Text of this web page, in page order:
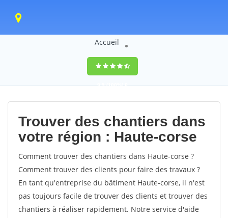
Accueil
9,5(100%)0
votes
Trouver des chantiers dans
votre région : Haute-corse
Comment trouver des chantiers dans Haute-corse ?
Comment trouver des clients pour faire des travaux ?
En tant qu'entreprise du bâtiment Haute-corse, il n'est
pas toujours facile de trouver des clients et trouver des
chantiers à réaliser rapidement. Notre service d'aide